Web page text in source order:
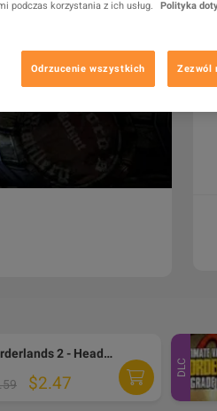
Borderlands 2 - Headhunter Pack 2: Wattle Gobbler DLC Steam CD Key (MAC OS X)
$2.47
DLC
podczas korzystania z ich usług.
Polityka
Odrzucenie wszystkich Zezwól